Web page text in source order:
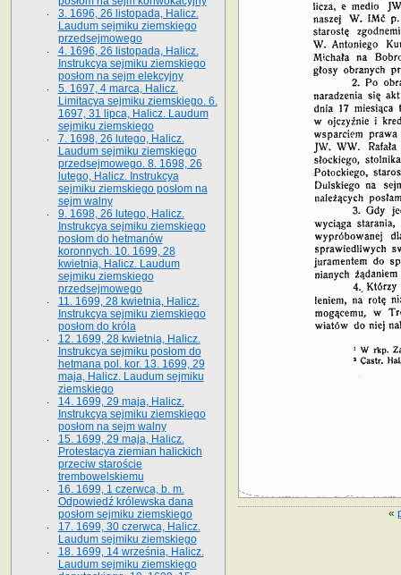
«
3. 1696, 26 listopada, Halicz.
Laudum sejmiku ziemskiego
przedsejmowego
4. 1696, 26 listopada, Halicz.
Instrukcya sejmiku ziemskiego
posłom na sejm elekcyjny
5. 1697, 4 marca, Halicz.
Limitacya sejmiku ziemskiego. 6.
1697, 31 lipca, Halicz. Laudum
sejmiku ziemskiego
7. 1698, 26 lutego, Halicz.
Laudum sejmiku ziemskiego
przedsejmowego. 8. 1698, 26
lutego, Halicz. Instrukcya
sejmiku ziemskiego posłom na
sejm walny
9. 1698, 26 lutego, Halicz.
Instrukcya sejmiku ziemskiego
posłom do hetmanów
koronnych. 10. 1699, 28
kwietnia, Halicz. Laudum
sejmiku ziemskiego
przedsejmowego
11. 1699, 28 kwietnia, Halicz.
Instrukcya sejmiku ziemskiego
posłom do króla
12. 1699, 28 kwietnia, Halicz.
Instrukcya sejmiku posłom do
hetmana pol. kor. 13. 1699, 29
maja, Halicz. Laudum sejmiku
ziemskiego
14. 1699, 29 maja, Halicz.
Instrukcya sejmiku ziemskiego
posłom na sejm walny
15. 1699, 29 maja, Halicz.
Protestacya ziemian halickich
przeciw staroście
trembowelskiemu
16. 1699, 1 czerwca, b. m.
Odpowiedź królewska dana
posłom sejmiku ziemskiego
17. 1699, 30 czerwca, Halicz.
Laudum sejmiku ziemskiego
18. 1699, 14 września, Halicz.
Laudum sejmiku ziemskiego